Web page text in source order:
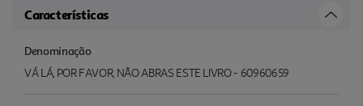
Características
Denominação
VÁ LÁ, POR FAVOR, NÃO ABRAS ESTE LIVRO - 60960659